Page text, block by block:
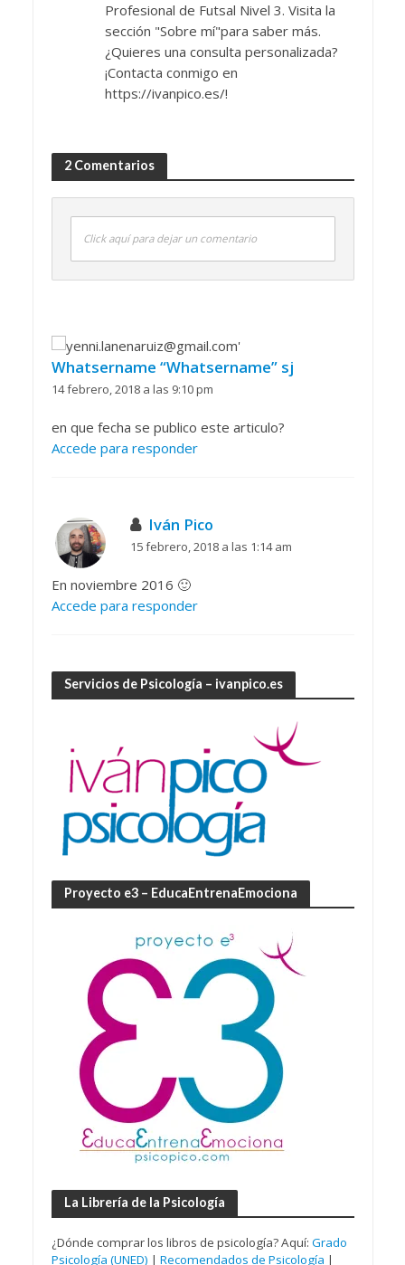
Profesional de Futsal Nivel 3. Visita la
sección "Sobre mí"para saber más.
¿Quieres una consulta personalizada?
¡Contacta conmigo en
https://ivanpico.es/!
2 Comentarios
Click aquí para dejar un comentario
Whatsername “Whatsername” sj
14 febrero, 2018 a las 9:10 pm
en que fecha se publico este articulo?
Accede para responder
Iván Pico
15 febrero, 2018 a las 1:14 am
En noviembre 2016 🙂
Accede para responder
Servicios de Psicología – ivanpico.es
Proyecto e3 – EducaEntrenaEmociona
La Librería de la Psicología
¿Dónde comprar los libros de psicología? Aquí: Grado
Psicología (UNED) | Recomendados de Psicología |